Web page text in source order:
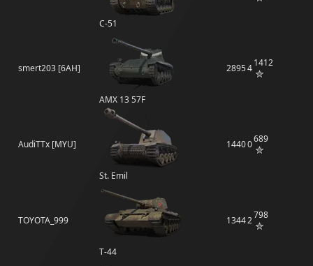
С-51
smert203 [6AH]
AMX 13 57F
289541412
AudiTTx [MYU]
St. Emil
14400689
TOYOTA_999
Т-44
13442798